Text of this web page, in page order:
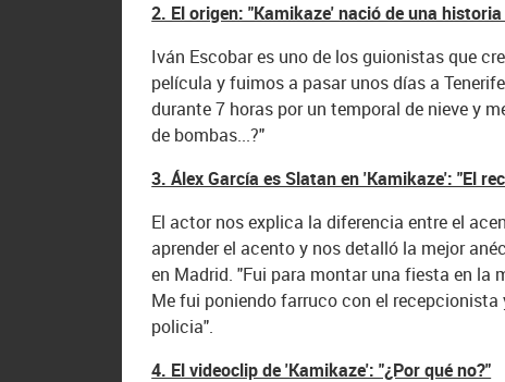
2. El origen: "Kamikaze' nació de una
Iván Escobar es uno de los guionistas que
película y fuimos a pasar unos días a
durante 7 horas por un temporal de nieve y
de bombas...?"
3. Álex García es Slatan en 'Kamikaze': "El
El actor nos explica la diferencia entre el
aprender el acento y nos detalló la mejor
en Madrid. "Fui para montar una fiesta en la
Me fui poniendo farruco con el
policia".
4. El videoclip de 'Kamikaze': "¿Por qué no?"